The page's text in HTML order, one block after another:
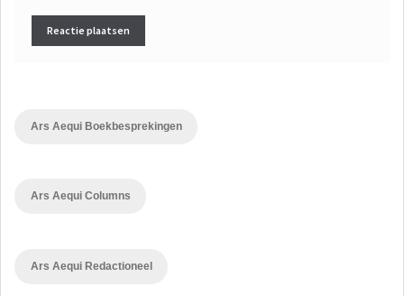
Ars Aequi Boekbesprekingen
Ars Aequi Columns
Ars Aequi Redactioneel